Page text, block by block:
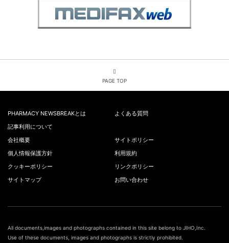
PAGE TOP
PHARMACY NEWSBREAKとは
よくある質問
記事利用について
会社概要
サイトポリシー
個人情報保護方針
利用規約
クッキーポリシー
リンクポリシー
サイトマップ
お問い合わせ
All documents,images and photographs contained in this site belong to JIHO,Inc.
Use of these documents, images and photographs is strictly prohibited.